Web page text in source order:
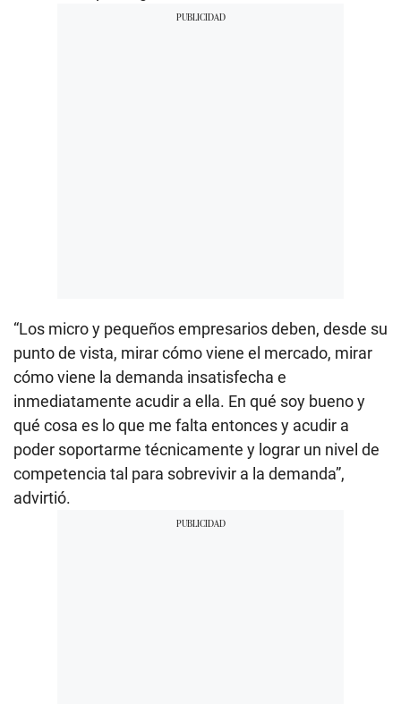
“Los micro y pequeños empresarios deben, desde su
punto de vista, mirar cómo viene el mercado, mirar
cómo viene la demanda insatisfecha e
inmediatamente acudir a ella. En qué soy bueno y
qué cosa es lo que me falta entonces y acudir a
poder soportarme técnicamente y lograr un nivel de
competencia tal para sobrevivir a la demanda”,
advirtió.